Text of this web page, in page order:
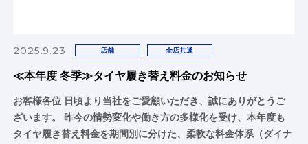
2025.9.23 店舗 全店共通
≪本年度 冬季≫タイヤ履き替え料金のお知らせ
お客様各位 日頃より当社をご愛顧いただき、誠にありがとうご
ざいます。 昨今の情勢変化や働き方の多様化を受け、本年度も
タイヤ履き替え料金を期間別に分けた、柔軟な料金体系（ダイナ